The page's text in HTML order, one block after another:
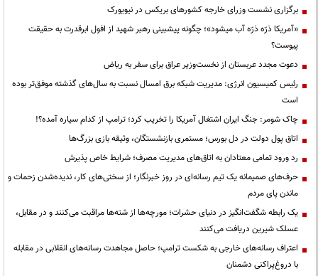
برگزاری نشست وزرای خارجه کشورهای بریکس در نیویورک
«آمریکا ذرّه ذرّه آب میشود»؛ چگونه پیشبینی رهبر شهید از افول ابرقدرت به حقیقت
پیوست؟
دعوت مجدد عربستان از نخست‌وزیر عراق برای سفر به ریاض
رئیس کمیسیون انرژی: مدیریت شبکه برق امسال نسبت به سال‌های گذشته موفق‌تر بوده
است
چاک شومر: جنگ ایران اشتغال آمریکا را تخریب کرد؛ ترامپ از کدام سیاره آمده؟!
اتاق پول دولت در دل بورس؛ مستمری بازنشستگان، وثیقه بازی بزرگ‌ها
رد ورود تمامی معتادان به اتاق‌های مدیریت مصرف؛ شرایط خاص پذیرش
حرف‌های صمیمانه یک تیم رسانه‌ای در روز خبرنگار؛ از سختی‌های کار، ندیده‌شدن زحمات و
ماندن پای مردم
یک رابطه شگفت‌انگیز در دنیای حشرات؛ مورچه‌ها از شته‌ها مراقبت می‌کنند و در مقابل،
عسلک شیرین دریافت می‌کنند
اعتراف رسانه‌های خارجی به شکست ترامپ؛ حاصل مجاهدت رسانه‌های انقلابی در مقابله
با دروغ‌پراکنی دشمنان